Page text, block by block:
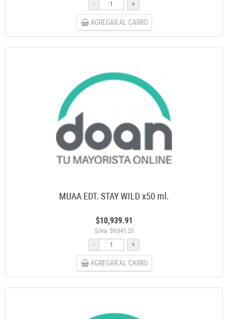
-
+
AGREGAR AL CARRO
MUAA EDT. STAY WILD x50 ml.
$10,939.91
S/Iva: $9,041.25
-
+
AGREGAR AL CARRO